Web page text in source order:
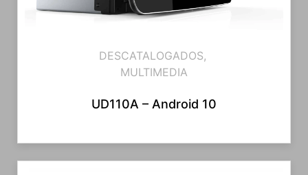
DESCATALOGADOS,
MULTIMEDIA
UD110A – Android 10